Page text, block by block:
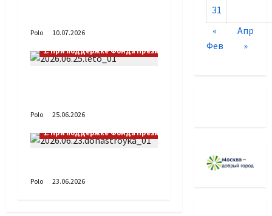
Polo
10.07.2026
1. При поддержке Фонда Президентских грантов
Polo
25.06.2026
1. При поддержке Фонда Президентских грантов
Polo 23.06.2026
31
«
Фев
Апр
»